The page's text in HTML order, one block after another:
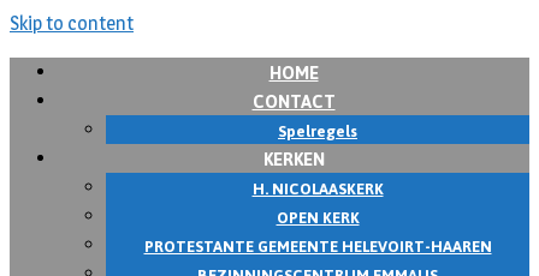
Skip to content
HOME
CONTACT
Spelregels
KERKEN
H. NICOLAASKERK
OPEN KERK
PROTESTANTE GEMEENTE HELEVOIRT-HAAREN